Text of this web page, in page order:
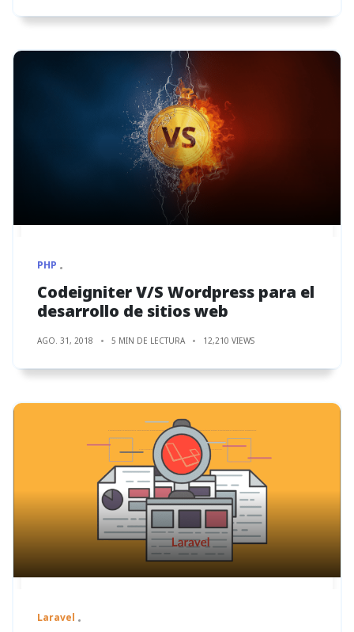
PHP
Codeigniter V/S Wordpress para el
desarrollo de sitios web
AGO. 31, 2018 5 MIN DE LECTURA 12,210 VIEWS
Laravel